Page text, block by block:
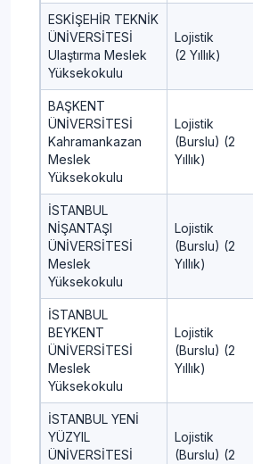
ESKİŞEHİR TEKNİK
ÜNİVERSİTESİ
Ulaştırma Meslek
Yüksekokulu
Lojistik
(2 Yıllık)
BAŞKENT
ÜNİVERSİTESİ
Kahramankazan
Meslek
Yüksekokulu
Lojistik
(Burslu) (2
Yıllık)
İSTANBUL
NİŞANTAŞI
ÜNİVERSİTESİ
Meslek
Yüksekokulu
Lojistik
(Burslu) (2
Yıllık)
İSTANBUL
BEYKENT
ÜNİVERSİTESİ
Meslek
Yüksekokulu
Lojistik
(Burslu) (2
Yıllık)
İSTANBUL YENİ
YÜZYIL
ÜNİVERSİTESİ
Lojistik
(Burslu) (2